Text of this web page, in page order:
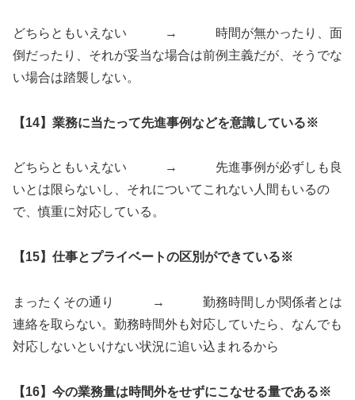
どちらともいえない → 時間が無かったり、面
倒だったり、それが妥当な場合は前例主義だが、そうでな
い場合は踏襲しない。
【14】業務に当たって先進事例などを意識している※
どちらともいえない → 先進事例が必ずしも良
いとは限らないし、それについてこれない人間もいるの
で、慎重に対応している。
【15】仕事とプライベートの区別ができている※
まったくその通り → 勤務時間しか関係者とは
連絡を取らない。勤務時間外も対応していたら、なんでも
対応しないといけない状況に追い込まれるから
【16】今の業務量は時間外をせずにこなせる量である※